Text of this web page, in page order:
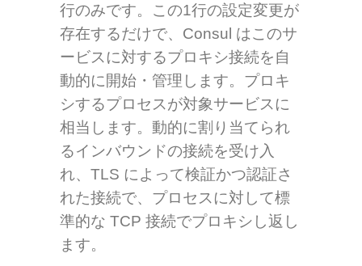
行のみです。この1行の設定変更が
存在するだけで、Consul はこのサ
ービスに対するプロキシ接続を自
動的に開始・管理します。プロキ
シするプロセスが対象サービスに
相当します。動的に割り当てられ
るインバウンドの接続を受け入
れ、TLS によって検証かつ認証さ
れた接続で、プロセスに対して標
準的な TCP 接続でプロキシし返し
ます。